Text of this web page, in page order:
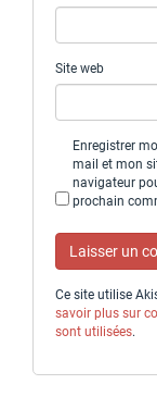
Site web
Enregistrer
mail et mon
navigateur
prochain
Ce site utilise
savoir plus sur
sont utilisées.